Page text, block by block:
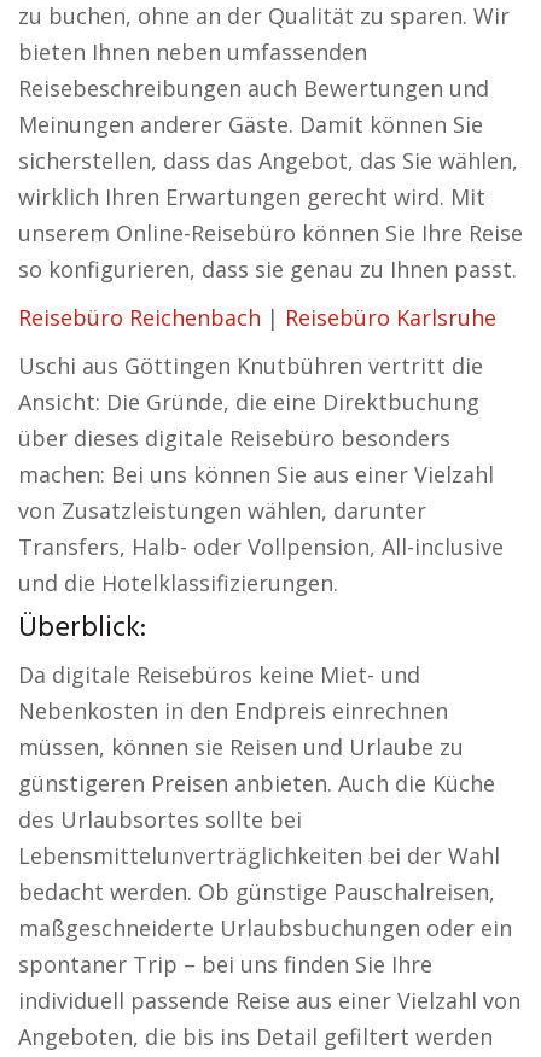
zu buchen, ohne an der Qualität zu sparen. Wir
bieten Ihnen neben umfassenden
Reisebeschreibungen auch Bewertungen und
Meinungen anderer Gäste. Damit können Sie
sicherstellen, dass das Angebot, das Sie wählen,
wirklich Ihren Erwartungen gerecht wird. Mit
unserem Online-Reisebüro können Sie Ihre Reise
so konfigurieren, dass sie genau zu Ihnen passt.
Reisebüro Reichenbach | Reisebüro Karlsruhe
Uschi aus Göttingen Knutbühren vertritt die
Ansicht: Die Gründe, die eine Direktbuchung
über dieses digitale Reisebüro besonders
machen: Bei uns können Sie aus einer Vielzahl
von Zusatzleistungen wählen, darunter
Transfers, Halb- oder Vollpension, All-inclusive
und die Hotelklassifizierungen.
Überblick:
Da digitale Reisebüros keine Miet- und
Nebenkosten in den Endpreis einrechnen
müssen, können sie Reisen und Urlaube zu
günstigeren Preisen anbieten. Auch die Küche
des Urlaubsortes sollte bei
Lebensmittelunverträglichkeiten bei der Wahl
bedacht werden. Ob günstige Pauschalreisen,
maßgeschneiderte Urlaubsbuchungen oder ein
spontaner Trip – bei uns finden Sie Ihre
individuell passende Reise aus einer Vielzahl von
Angeboten, die bis ins Detail gefiltert werden